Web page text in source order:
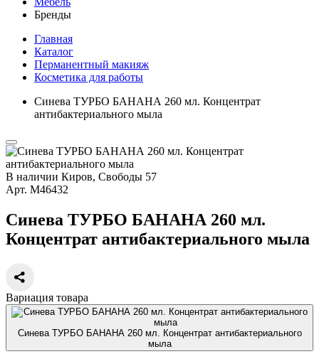
Бренды
Главная
Каталог
Перманентный макияж
Косметика для работы
Синева ТУРБО БАНАНА 260 мл. Концентрат
антибактериального мыла
В наличии Киров, Свободы 57
Арт. М46432
Синева ТУРБО БАНАНА 260 мл.
Концентрат антибактериального мыла
Вариация товара
Синева ТУРБО БАНАНА 260 мл. Концентрат антибактериального
мыла